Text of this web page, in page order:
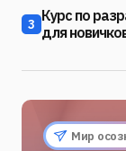
3 Курс по
для
Мир